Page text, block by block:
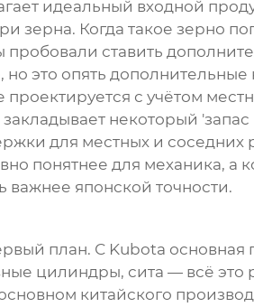
идеальный входной
зерна. Когда такое зерно
пробовали ставить
это опять
с учётом
закладывает некоторый
для местных и соседних
понятнее для механика, а
важнее японской точности.
план. С Kubota
цилиндры, сита — всё это
китайского